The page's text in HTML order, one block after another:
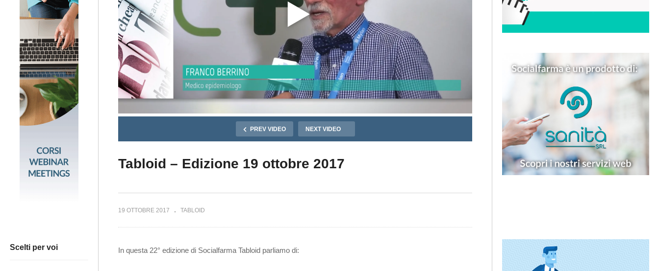
Scelti per voi
PREV VIDEO NEXT VIDEO
Tabloid – Edizione 19 ottobre 2017
19 OTTOBRE 2017 TABLOID
In questa 22° edizione di Socialfarma Tabloid parliamo di: